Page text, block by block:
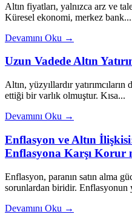
Altın fiyatları, yalnızca arz ve
Küresel ekonomi, merkez bank...
Devamını Oku →
Uzun Vadede Altın
Altın, yüzyıllardır
ettiği bir varlık olmuştur. Kısa...
Devamını Oku →
Enflasyon ve Altın
Enflasyona Karşı Korur
Enflasyon, paranın satın alma
sorunlardan biridir. Enflasyonun
Devamını Oku →